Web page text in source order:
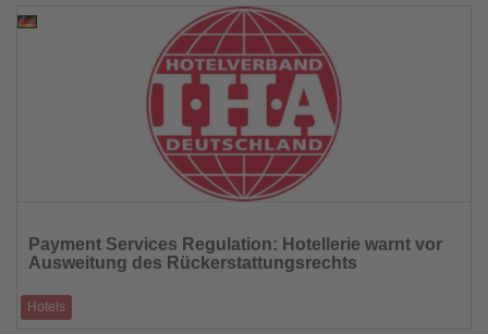
25.11.2025
die
Nachrichten
Payment Services Regulation: Hotellerie warnt vor
Ausweitung des Rückerstattungsrechts
Hotels